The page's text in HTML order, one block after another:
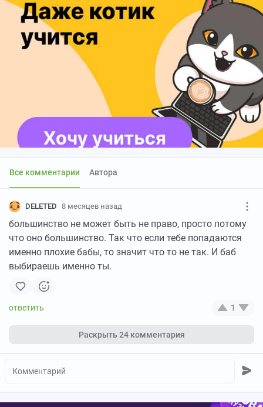
Все комментарии Автора
DELETED 8 месяцев назад
большинство не может быть не право, просто потому
что оно большинство. Так что если тебе попадаются
именно плохие бабы, то значит что то не так. И баб
выбираешь именно ты.
1
Раскрыть24 комментария